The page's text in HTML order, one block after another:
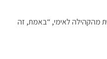
מהקהילה לאימי, “באמת, זה